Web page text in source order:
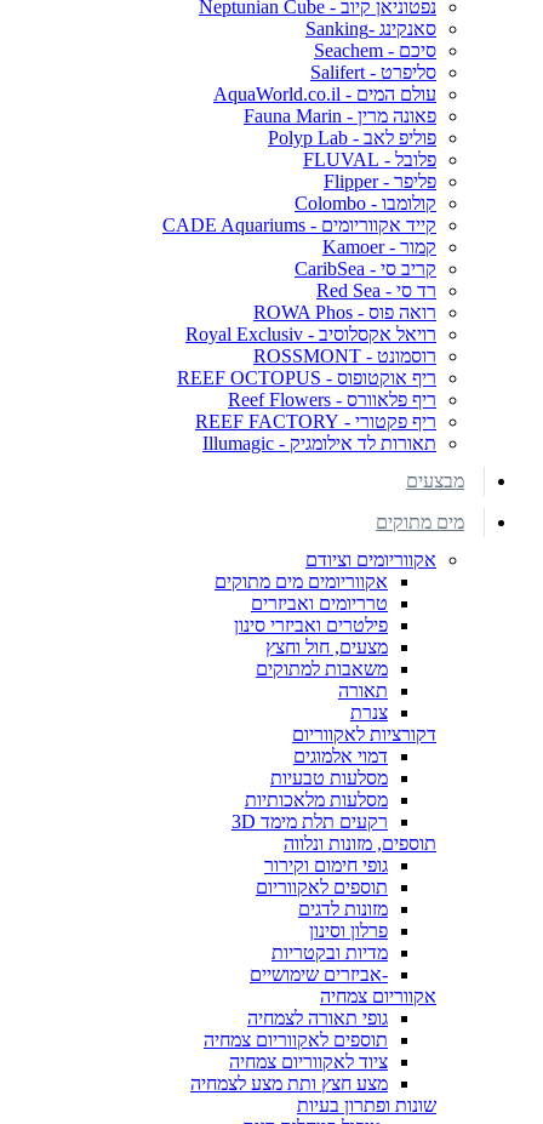
נפטוניאן קיוב - Neptunian Cube
סאנקינג -Sanking
סיכם - Seachem
סליפרט - Salifert
עולם המים - AquaWorld.co.il
פאונה מרין - Fauna Marin
פוליפ לאב - Polyp Lab
פלובל - FLUVAL
פליפר - Flipper
קולומבו - Colombo
קייד אקווריומים - CADE Aquariums
קמור - Kamoer
קריב סי - CaribSea
רד סי - Red Sea
רואה פוס - ROWA Phos
רויאל אקסלוסיב - Royal Exclusiv
רוסמונט - ROSSMONT
ריף אוקטופוס - REEF OCTOPUS
ריף פלאוורס - Reef Flowers
ריף פקטורי - REEF FACTORY
תאורות לד אילומגיק - Illumagic
מבצעים
מים מתוקים
אקווריומים וציודם
אקווריומים מים מתוקים
טרריומים ואביזרים
פילטרים ואביזרי סינון
מצעים, חול וחצץ
משאבות למתוקים
תאורה
צנרת
דקורציות לאקווריום
דמוי אלמוגים
מסלעות טבעיות
מסלעות מלאכותיות
רקעים תלת מימד 3D
תוספים, מזונות ונלווה
גופי חימום וקירור
תוספים לאקווריום
מזונות לדגים
פרלון וסינון
מדיות ובקטריות
-אביזרים שימושיים
אקווריום צמחיה
גופי תאורה לצמחיה
תוספים לאקווריום צמחיה
ציוד לאקווריום צמחיה
מצע חצץ ותת מצע לצמחיה
שונות ופתרון בעיות